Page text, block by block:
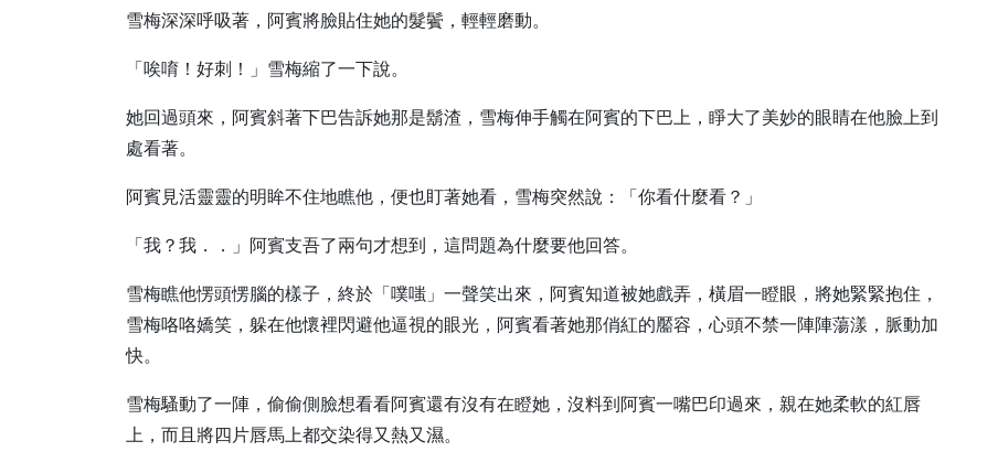
雪梅深深呼吸著，阿賓將臉貼住她的髮鬢，輕輕磨動。
「唉唷！好刺！」雪梅縮了一下說。
她回過頭來，阿賓斜著下巴告訴她那是鬍渣，雪梅伸手觸在阿賓的下巴上，睜大了美妙的眼睛在他臉上到
處看著。
阿賓見活靈靈的明眸不住地瞧他，便也盯著她看，雪梅突然說：「你看什麼看？」
「我？我．．」阿賓支吾了兩句才想到，這問題為什麼要他回答。
雪梅瞧他愣頭愣腦的樣子，終於「噗嗤」一聲笑出來，阿賓知道被她戲弄，橫眉一瞪眼，將她緊緊抱住，
雪梅咯咯嬌笑，躲在他懷裡閃避他逼視的眼光，阿賓看著她那俏紅的靨容，心頭不禁一陣陣蕩漾，脈動加
快。
雪梅騷動了一陣，偷偷側臉想看看阿賓還有沒有在瞪她，沒料到阿賓一嘴巴印過來，親在她柔軟的紅唇
上，而且將四片唇馬上都交染得又熱又濕。